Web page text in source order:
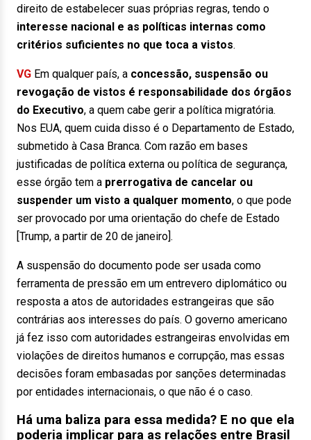
direito de estabelecer suas próprias regras, tendo o
interesse nacional e as políticas internas como
critérios suficientes no que toca a vistos.
VG Em qualquer país, a concessão, suspensão ou
revogação de vistos é responsabilidade dos órgãos
do Executivo, a quem cabe gerir a política migratória.
Nos EUA, quem cuida disso é o Departamento de Estado,
submetido à Casa Branca. Com razão em bases
justificadas de política externa ou política de segurança,
esse órgão tem a prerrogativa de cancelar ou
suspender um visto a qualquer momento, o que pode
ser provocado por uma orientação do chefe de Estado
[Trump, a partir de 20 de janeiro].
A suspensão do documento pode ser usada como
ferramenta de pressão em um entrevero diplomático ou
resposta a atos de autoridades estrangeiras que são
contrárias aos interesses do país. O governo americano
já fez isso com autoridades estrangeiras envolvidas em
violações de direitos humanos e corrupção, mas essas
decisões foram embasadas por sanções determinadas
por entidades internacionais, o que não é o caso.
Há uma baliza para essa medida? E no que ela
poderia implicar para as relações entre Brasil